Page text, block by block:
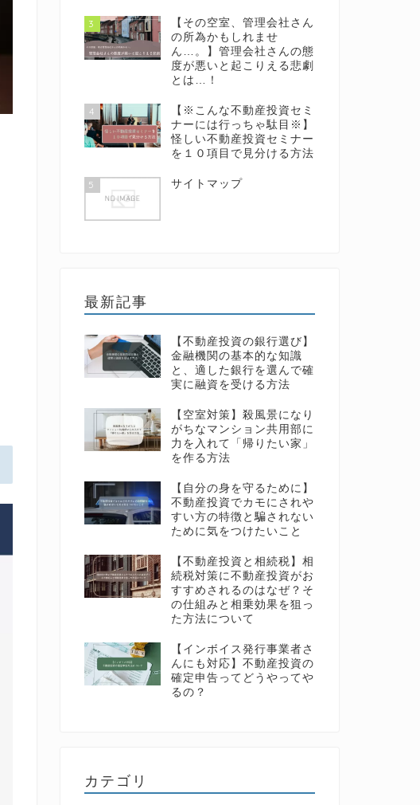
3
【その空室、管理会社さん
の所為かもしれませ
ん…。】管理会社さんの態
度が悪いと起こりえる悲劇
とは…！
4
【※こんな不動産投資セミ
ナーには行っちゃ駄目※】
怪しい不動産投資セミナー
を１０項目で見分ける方法
5 サイトマップ
最新記事
【不動産投資の銀行選び】
金融機関の基本的な知識
と、適した銀行を選んで確
実に融資を受ける方法
【空室対策】殺風景になり
がちなマンション共用部に
力を入れて「帰りたい家」
を作る方法
【自分の身を守るために】
不動産投資でカモにされや
すい方の特徴と騙されない
ために気をつけたいこと
【不動産投資と相続税】相
続税対策に不動産投資がお
すすめされるのはなぜ？そ
の仕組みと相乗効果を狙っ
た方法について
【インボイス発行事業者さ
んにも対応】不動産投資の
確定申告ってどうやってや
るの？
カテゴリ